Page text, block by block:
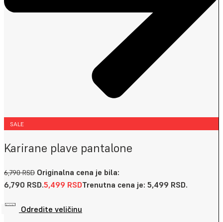
SALE
Karirane plave pantalone
6,790RSD Originalna cena je bila:
6,790 RSD.5,499 RSDTrenutna cena je: 5,499 RSD.
Odredite veličinu